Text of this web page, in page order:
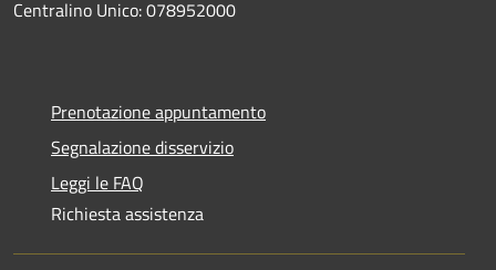
Centralino Unico: 078952000
Prenotazione appuntamento
Segnalazione disservizio
Leggi le FAQ
Richiesta assistenza